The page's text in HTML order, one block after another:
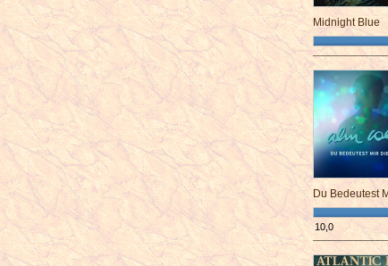
Midnight Blue
Du Bedeutest
10,0